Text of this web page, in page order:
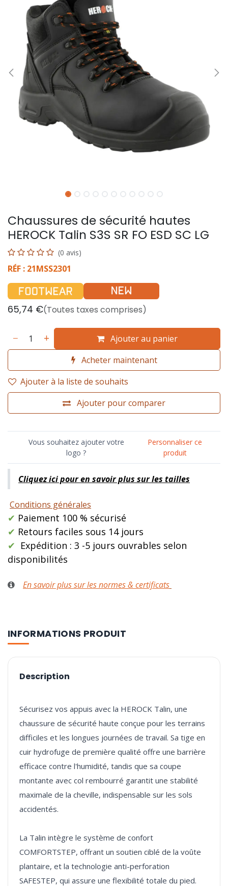
Chaussures de sécurité hautes
HEROCK Talin S3S SR FO ESD SC LG
(0 avis)
RÉF : 21MSS2301
65,74 €(Toutes taxes comprises)
Ajouter au panier
Acheter maintenant
Ajouter pour comparer
Ajouter à la liste de souhaits
Vous souhaitez ajouter votre
logo ?
Personnaliser ce
produit
Cliquez ici pour en savoir plus sur les tailles
Conditions générales
✔ Paiement 100 % sécurisé
✔ Retours faciles sous 14 jours
✔ Expédition : 3 -5 jours ouvrables selon
disponibilités
En savoir plus sur les normes & certificats
INFORMATIONS PRODUIT
Description
Sécurisez vos appuis avec la HEROCK Talin, une
chaussure de sécurité haute conçue pour les terrains
difficiles et les longues journées de travail. Sa tige en
cuir hydrofuge de première qualité offre une barrière
efficace contre l'humidité, tandis que sa coupe
montante avec col rembourré garantit une stabilité
maximale de la cheville, indispensable sur les sols
accidentés.
La Talin intègre le système de confort
COMFORTSTEP, offrant un soutien ciblé de la voûte
plantaire, et la technologie anti-perforation
SAFESTEP, qui assure une flexibilité totale du pied.